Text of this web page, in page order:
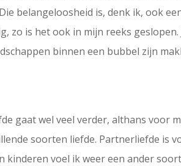
belangeloosheid is, denk ik, ook
zo is het ook in mijn reeks
binnen een bubbel zijn
gaat wel veel verder, althans voor
soorten liefde. Partnerliefde is
kinderen voel ik weer een ander